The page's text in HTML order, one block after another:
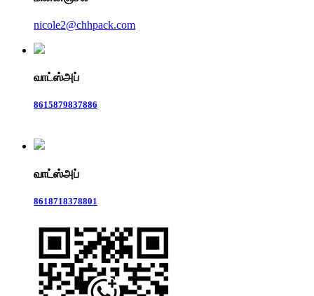
nicole2@chhpack.com
வாட்ஸ்அப்
8615879837886
வாட்ஸ்அப்
8618718378801